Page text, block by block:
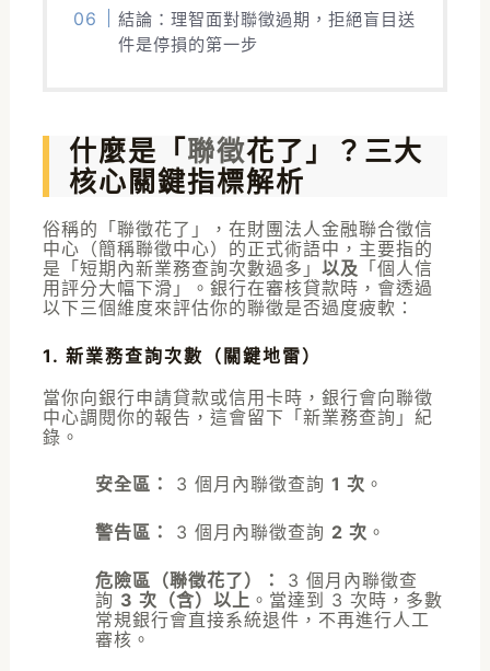
結論：理智面對聯徵過期，拒絕盲目送
件是停損的第一步
什麼是「 聯徵花了」？三大
核心關鍵指標解析
俗稱的「聯徵花了」，在財團法人金融聯合徵信
中心（簡稱聯徵中心）的正式術語中，主要指的
是「短期內新業務查詢次數過多」 以及 「個人信
用評分大幅下滑」。銀行在審核貸款時，會透過
以下三個維度來評估你的聯徵是否過度疲軟：
1. 新業務查詢次數（關鍵地雷）
當你向銀行申請貸款或信用卡時，銀行會向聯徵
中心調閱你的報告，這會留下「新業務查詢」紀
錄。
安全區： 3 個月內聯徵查詢 1 次 。
警告區： 3 個月內聯徵查詢 2 次 。
危險區（聯徵花了）：
3 個月內聯徵查
詢 3 次（含）以上 。當達到 3 次時，多數
常規銀行會直接系統退件，不再進行人工
審核。